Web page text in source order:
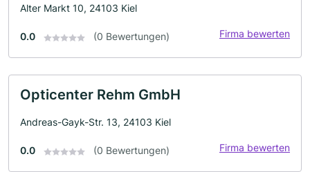
Alter Markt 10, 24103 Kiel
0.0 (0 Bewertungen) Firma bewerten
Opticenter Rehm GmbH
Andreas-Gayk-Str. 13, 24103 Kiel
0.0 (0 Bewertungen) Firma bewerten